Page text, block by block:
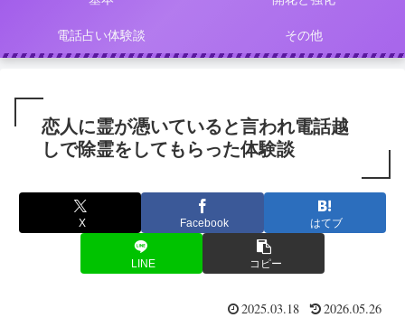
電話占い体験談 その他
恋人に霊が憑いていると言われ電話越
しで除霊をしてもらった体験談
X Facebook はてブ
LINE コピー
2025.03.18 2026.05.26